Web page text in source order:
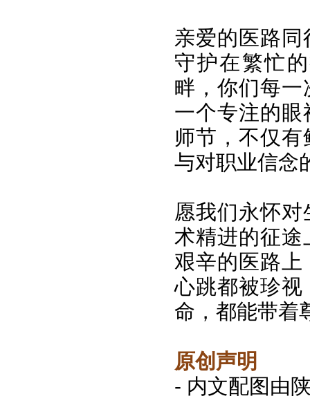
亲爱的医路
守护在繁忙
畔，你们每
一个专注的眼
师节，不仅
与对职业信念
愿我们永怀
术精进的征
艰辛的医路
心跳都被珍
命，都能带着
原创声明
- 内文配图由